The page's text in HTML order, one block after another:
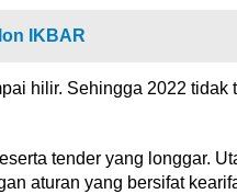
IKBAR
hilir. Sehingga 2022 tidak
tender yang longgar.
aturan yang bersifat